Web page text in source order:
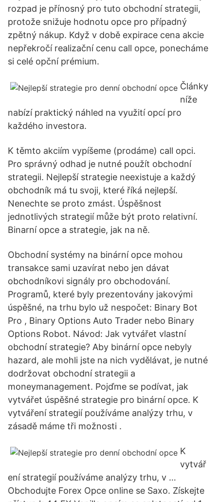
rozpad je přínosný pro tuto obchodní strategii,
protože snižuje hodnotu opce pro případný
zpětný nákup. Když v době expirace cena akcie
nepřekročí realizační cenu call opce, ponecháme
si celé opční prémium.
Články
níže
nabízí praktický náhled na využití opcí pro
každého investora.
K těmto akciím vypíšeme (prodáme) call opci.
Pro správný odhad je nutné použít obchodní
strategii. Nejlepší strategie neexistuje a každý
obchodník má tu svoji, které říká nejlepší.
Nenechte se proto zmást. Úspěšnost
jednotlivých strategií může být proto relativní.
Binarní opce a strategie, jak na ně.
Obchodní systémy na binární opce mohou
transakce sami uzavírat nebo jen dávat
obchodníkovi signály pro obchodování.
Programů, které byly prezentovány jakovými
úspěšné, na trhu bylo už nespočet: Binary Bot
Pro , Binary Options Auto Trader nebo Binary
Options Robot. Návod: Jak vytvářet vlastní
obchodní strategie? Aby binární opce nebyly
hazard, ale mohli jste na nich vydělávat, je nutné
dodržovat obchodní strategii a
moneymanagement. Pojďme se podívat, jak
vytvářet úspěšné strategie pro binární opce. K
vytváření strategií používáme analýzy trhu, v
zásadě máme tři možnosti .
K
vytvář
ení strategií používáme analýzy trhu, v …
Obchodujte Forex Opce online se Saxo. Získejte